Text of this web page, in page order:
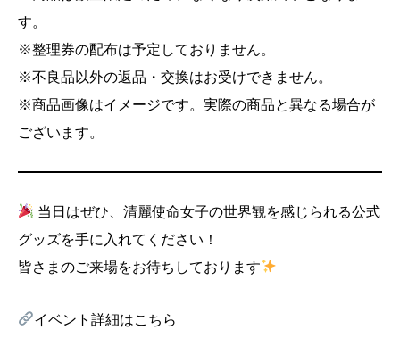
す。
※整理券の配布は予定しておりません。
※不良品以外の返品・交換はお受けできません。
※商品画像はイメージです。実際の商品と異なる場合が
ございます。
当日はぜひ、清麗使命女子の世界観を感じられる公式
グッズを手に入れてください！
皆さまのご来場をお待ちしております
イベント詳細はこちら